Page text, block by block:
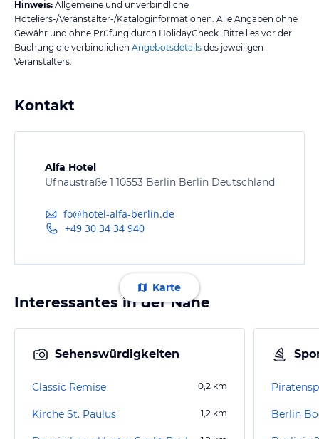
Hinweis: Allgemeine und unverbindliche
Hoteliers-/Veranstalter-/Kataloginformationen. Alle Angaben ohne
Gewähr und ohne Prüfung durch HolidayCheck. Bitte lies vor der
Buchung die verbindlichen Angebotsdetails des jeweiligen
Veranstalters.
Kontakt
Alfa Hotel
Ufnaustraße 1 10553 Berlin Berlin Deutschland
fo@hotel-alfa-berlin.de
+49 30 34 34 940
Karte
Interessantes in der Nähe
Sehenswürdigkeiten
Classic Remise 0,2 km
Kirche St. Paulus 1,2 km Berlin